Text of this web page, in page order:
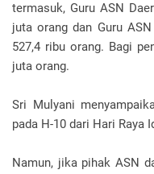
termasuk, Guru ASN
juta orang dan Guru
527,4 ribu orang. Bagi
juta orang.
Sri Mulyani
pada H-10 dari Hari Raya
Namun, jika pihak ASN